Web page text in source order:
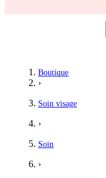
Boutique
›
Soin visage
›
Soin
›